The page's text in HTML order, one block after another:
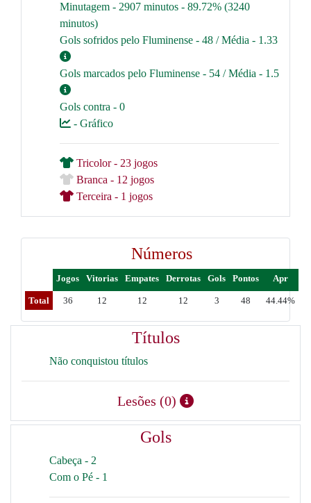
Minutagem - 2907 minutos - 89.72% (3240
minutos)
Gols sofridos pelo Fluminense - 48 / Média - 1.33
Gols marcados pelo Fluminense - 54 / Média - 1.5
Gols contra - 0
- Gráfico
Tricolor - 23 jogos
Branca - 12 jogos
Terceira - 1 jogos
Números
Jogos Vitorias Empates Derrotas Gols Pontos Apr
Total 36 12 12 12 3 48 44.44%
Títulos
Não conquistou títulos
Lesões (0)
Gols
Cabeça - 2
Com o Pé - 1